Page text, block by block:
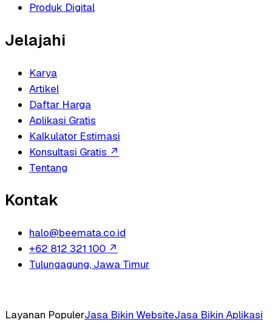
Produk Digital
Jelajahi
Karya
Artikel
Daftar Harga
Aplikasi Gratis
Kalkulator Estimasi
Konsultasi Gratis ↗
Tentang
Kontak
halo@beemata.co.id
+62 812 321 100 ↗
Tulungagung, Jawa Timur
Layanan PopulerJasa Bikin WebsiteJasa Bikin Aplikasi